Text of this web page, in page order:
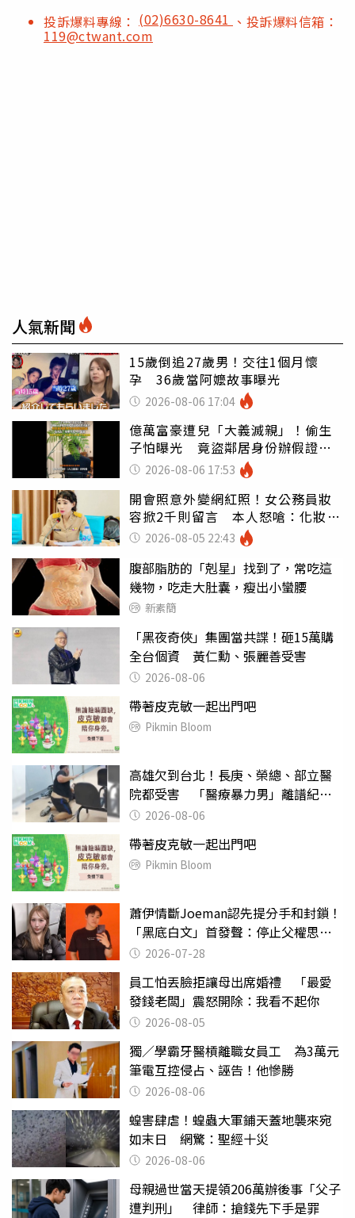
投訴爆料專線： (02)6630-8641 、投訴爆料信箱：
119@ctwant.com
人氣新聞
15歲倒追27歲男！交往1個月懷
孕 36歲當阿嬤故事曝光
2026-08-06 17:04
億萬富豪遭兒「大義滅親」！偷生
子怕曝光 竟盜鄰居身份辦假證落
戶 2026-08-06 17:53
開會照意外變網紅照！女公務員妝
容掀2千則留言 本人怒嗆：化妝有
錯嗎2026-08-05 22:43
腹部脂肪的「剋星」找到了，常吃這
幾物，吃走大肚囊，瘦出小蠻腰
新素簡
「黑夜奇俠」集團當共諜！砸15萬購
全台個資 黃仁勳、張麗善受害
2026-08-06
帶著皮克敏一起出門吧
Pikmin Bloom
高雄欠到台北！長庚、榮總、部立醫
院都受害 「醫療暴力男」離譜紀錄
曝光2026-08-06
帶著皮克敏一起出門吧
Pikmin Bloom
蕭伊情斷Joeman認先提分手和封鎖！
「黑底白文」首發聲：停止父權思維
物化女性
2026-07-28
員工怕丟臉拒讓母出席婚禮 「最愛
發錢老闆」震怒開除：我看不起你
2026-08-05
獨／學霸牙醫槓離職女員工 為3萬元
筆電互控侵占、誣告！他慘勝
2026-08-06
蝗害肆虐！蝗蟲大軍鋪天蓋地襲來宛
如末日 網驚：聖經十災
2026-08-06
母親過世當天提領206萬辦後事「父子
遭判刑」 律師：搶錢先下手是罪